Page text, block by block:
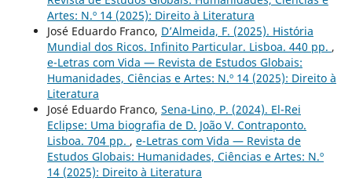
Artes: N.º 14 (2025): Direito à Literatura
José Eduardo Franco, D’Almeida, F. (2025). História
Mundial dos Ricos. Infinito Particular. Lisboa. 440 pp. ,
e-Letras com Vida — Revista de Estudos Globais:
Humanidades, Ciências e Artes: N.º 14 (2025): Direito à
Literatura
José Eduardo Franco, Sena-Lino, P. (2024). El-Rei
Eclipse: Uma biografia de D. João V. Contraponto.
Lisboa. 704 pp. , e-Letras com Vida — Revista de
Estudos Globais: Humanidades, Ciências e Artes: N.º
14 (2025): Direito à Literatura